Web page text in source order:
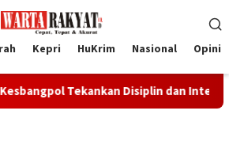
Kepri HuKrim Nasional Opini
Disiplin dan Integritas